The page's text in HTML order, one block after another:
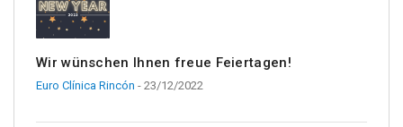
Wir wünschen Ihnen freue Feiertagen!
Euro Clínica Rincón - 23/12/2022